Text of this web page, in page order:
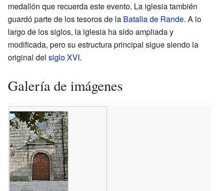
medallón que recuerda este evento. La iglesia también
guardó parte de los tesoros de la Batalla de Rande. A lo
largo de los siglos, la iglesia ha sido ampliada y
modificada, pero su estructura principal sigue siendo la
original del siglo XVI.
Galería de imágenes